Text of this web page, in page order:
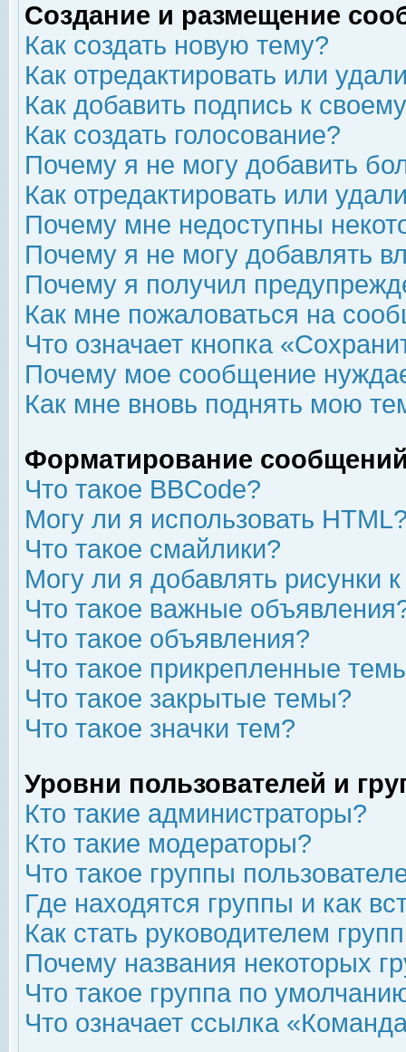
Создание и размещение
Как создать новую тему?
Как отредактировать или
Как добавить подпись к
Как создать голосование?
Почему я не могу добавить
Как отредактировать или
Почему мне недоступны
Почему я не могу добавлять
Почему я получил
Как мне пожаловаться на
Что означает кнопка
Почему мое сообщение
Как мне вновь поднять мою
Форматирование
Что такое BBCode?
Могу ли я использовать
Что такое смайлики?
Могу ли я добавлять рисунки
Что такое важные
Что такое объявления?
Что такое прикрепленные
Что такое закрытые темы?
Что такое значки тем?
Уровни пользователей и
Кто такие администраторы?
Кто такие модераторы?
Что такое группы
Где находятся группы и как
Как стать руководителем
Почему названия некоторых
Что такое группа по
Что означает ссылка